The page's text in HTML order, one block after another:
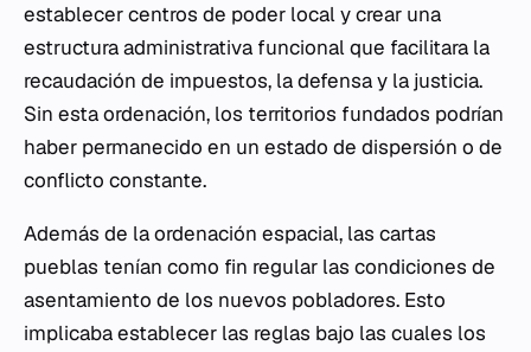
establecer centros de poder local y crear una
estructura administrativa funcional que facilitara la
recaudación de impuestos, la defensa y la justicia.
Sin esta ordenación, los territorios fundados podrían
haber permanecido en un estado de dispersión o de
conflicto constante.
Además de la ordenación espacial, las cartas
pueblas tenían como fin regular las condiciones de
asentamiento de los nuevos pobladores. Esto
implicaba establecer las reglas bajo las cuales los